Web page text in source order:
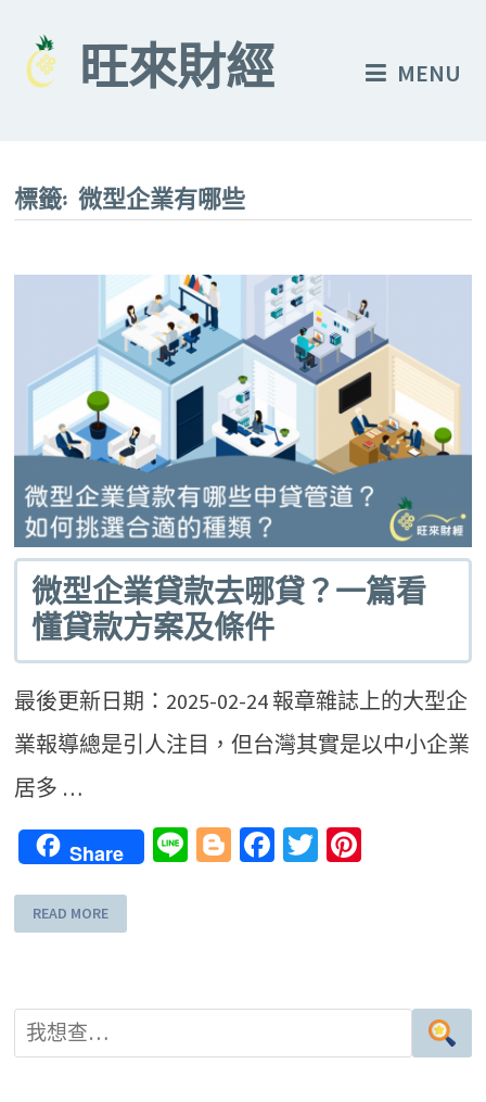
content
旺來財經 MENU
標籤:微型企業有哪些
微型企業貸款去哪貸？一篇看
懂貸款方案及條件
最後更新日期：2025-02-24 報章雜誌上的大型企
業報導總是引人注目，但台灣其實是以中小企業
居多 …
Share LineBlogger
Facebook
Twitter
READ MORE